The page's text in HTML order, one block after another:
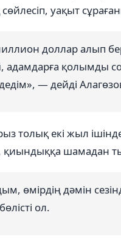
уақыт
доллар алып
адамдарға қолымды
— дейді
толық екі жыл
қиындыққа шамадан
өмірдің дәмін
ол.